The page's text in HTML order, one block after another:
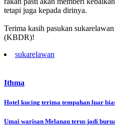
tetapi juga kepada dirinya.
Terima kasih pasukan
(KBDR)!
sukarelawan
Ithma
Post
navigation
Hotel kucing terima tempahan luar
Umai warisan Melanau terus jadi